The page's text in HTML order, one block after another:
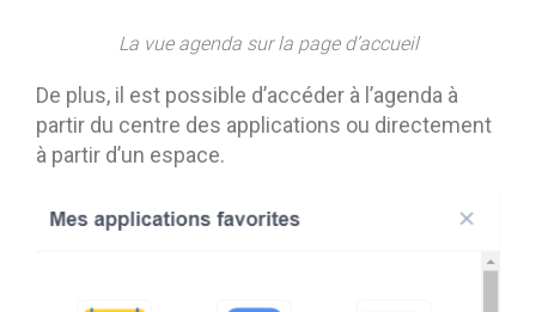
La vue agenda sur la page d’accueil
De plus, il est possible d’accéder à l’agenda à
partir du centre des applications ou directement
à partir d’un espace.